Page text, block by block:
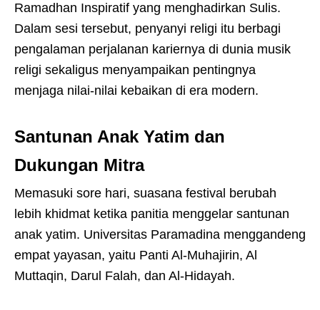
Ramadhan Inspiratif yang menghadirkan Sulis.
Dalam sesi tersebut, penyanyi religi itu berbagi
pengalaman perjalanan kariernya di dunia musik
religi sekaligus menyampaikan pentingnya
menjaga nilai-nilai kebaikan di era modern.
Santunan Anak Yatim dan
Dukungan Mitra
Memasuki sore hari, suasana festival berubah
lebih khidmat ketika panitia menggelar santunan
anak yatim. Universitas Paramadina menggandeng
empat yayasan, yaitu Panti Al-Muhajirin, Al
Muttaqin, Darul Falah, dan Al-Hidayah.